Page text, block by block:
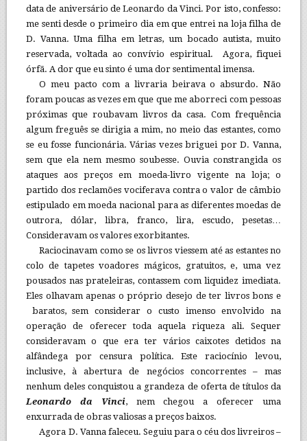
data de aniversário de Leonardo da Vinci. Por isto, confesso:
me senti desde o primeiro dia em que entrei na loja filha de
D. Vanna. Uma filha em letras, um bocado autista, muito
reservada, voltada ao convívio espiritual. Agora, fiquei
órfã. A dor que eu sinto é uma dor sentimental imensa.
O meu pacto com a livraria beirava o absurdo. Não
foram poucas as vezes em que que me aborreci com pessoas
próximas que roubavam livros da casa. Com frequência
algum freguês se dirigia a mim, no meio das estantes, como
se eu fosse funcionária. Várias vezes briguei por D. Vanna,
sem que ela nem mesmo soubesse. Ouvia constrangida os
ataques aos preços em moeda-livro vigente na loja; o
partido dos reclamões vociferava contra o valor de câmbio
estipulado em moeda nacional para as diferentes moedas de
outrora, dólar, libra, franco, lira, escudo, pesetas…
Consideravam os valores exorbitantes.
Raciocinavam como se os livros viessem até as estantes no
colo de tapetes voadores mágicos, gratuitos, e, uma vez
pousados nas prateleiras, contassem com liquidez imediata.
Eles olhavam apenas o próprio desejo de ter livros bons e
baratos, sem considerar o custo imenso envolvido na
operação de oferecer toda aquela riqueza ali. Sequer
consideravam o que era ter vários caixotes detidos na
alfândega por censura política. Este raciocínio levou,
inclusive, à abertura de negócios concorrentes – mas
nenhum deles conquistou a grandeza de oferta de títulos da
Leonardo da Vinci, nem chegou a oferecer uma
enxurrada de obras valiosas a preços baixos.
Agora D. Vanna faleceu. Seguiu para o céu dos livreiros –